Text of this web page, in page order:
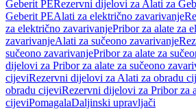
Geberit PERezervni dijelovi za Alati za
Geberit PEAlati za električno zavarivanje
za električno zavarivanjePribor za alate za
zavarivanjeAlati za sučeono zavarivanje
sučeono zavarivanjePribor za alate za
dijelovi za Pribor za alate za sučeono
cijeviRezervni dijelovi za Alati za obradu
obradu cijeviRezervni dijelovi za Pribor za
cijeviPomagalaDaljinski upravljači